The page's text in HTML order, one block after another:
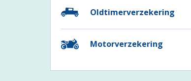
Oldtimerverzekering
Motorverzekering